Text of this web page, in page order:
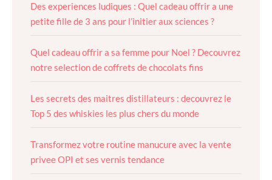
Des experiences ludiques : Quel cadeau offrir a une
petite fille de 3 ans pour l’initier aux sciences ?
Quel cadeau offrir a sa femme pour Noel ? Decouvrez
notre selection de coffrets de chocolats fins
Les secrets des maitres distillateurs : decouvrez le
Top 5 des whiskies les plus chers du monde
Transformez votre routine manucure avec la vente
privee OPI et ses vernis tendance